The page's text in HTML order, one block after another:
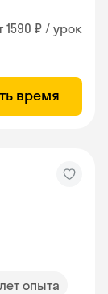
1590 ₽ / урок
время
лет опыта